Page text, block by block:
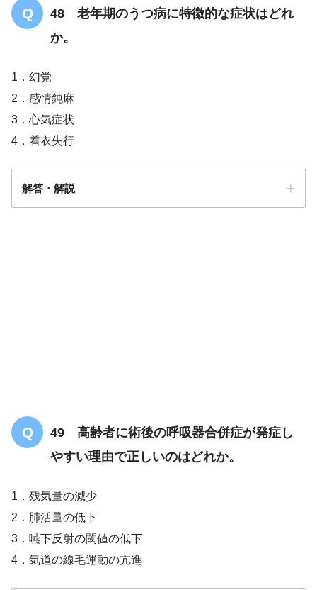
多量の軟便
48 老年期のうつ病に特徴的な症状はどれ
か。
1．幻覚
2．感情鈍麻
3．心気症状
4．着衣失行
解答・解説
49 高齢者に術後の呼吸器合併症が発症し
やすい理由で正しいのはどれか。
1．残気量の減少
2．肺活量の低下
3．嚥下反射の閾値の低下
4．気道の線毛運動の亢進